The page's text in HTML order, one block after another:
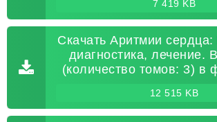
7 419 KB
Скачать Аритмии
диагностика, лечение.
(количество томов: 3) в
12 515 KB